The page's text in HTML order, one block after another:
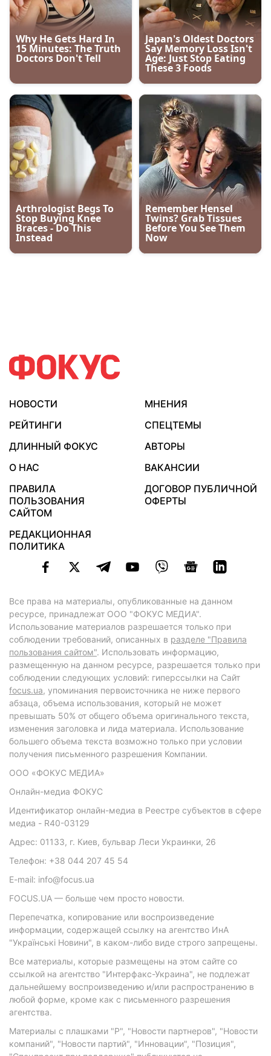
НОВОСТИ
МНЕНИЯ
РЕЙТИНГИ
СПЕЦТЕМЫ
ДЛИННЫЙ ФОКУС
АВТОРЫ
О НАС
ВАКАНСИИ
ПРАВИЛА
ПОЛЬЗОВАНИЯ
САЙТОМ
ДОГОВОР ПУБЛИЧНОЙ
ОФЕРТЫ
РЕДАКЦИОННАЯ
ПОЛИТИКА
Все права на материалы, опубликованные на данном
ресурсе, принадлежат ООО "ФОКУС МЕДИА".
Использование материалов разрешается только при
соблюдении требований, описанных в разделе "Правила
пользования сайтом". Использовать информацию,
размещенную на данном ресурсе, разрешается только при
соблюдении следующих условий: гиперссылки на Сайт
focus.ua, упоминания первоисточника не ниже первого
абзаца, объема использования, который не может
превышать 50% от общего объема оригинального текста,
изменения заголовка и лида материала. Использование
большего объема текста возможно только при условии
получения письменного разрешения Компании.
ООО «ФОКУС МЕДИА»
Онлайн-медиа ФОКУС
Идентификатор онлайн-медиа в Реестре субъектов в сфере
медиа - R40-03129
Адрес: 01133, г. Киев, бульвар Леси Украинки, 26
Телефон: +38 044 207 45 54
E-mail: info@focus.ua
FOCUS.UA — больше чем просто новости.
Перепечатка, копирование или воспроизведение
информации, содержащей ссылку на агентство ИнА
"Українські Новини", в каком-либо виде строго запрещены.
Все материалы, которые размещены на этом сайте со
ссылкой на агентство "Интерфакс-Украина", не подлежат
дальнейшему воспроизведению и/или распространению в
любой форме, кроме как с письменного разрешения
агентства.
Материалы с плашками "Р", "Новости партнеров", "Новости
компаний", "Новости партий", "Инновации", "Позиция",